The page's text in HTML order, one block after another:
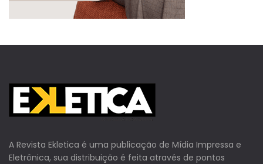
A Revista Ekletica é uma publicação de Mídia Impressa e
Eletrônica, sua distribuição é feita através de pontos